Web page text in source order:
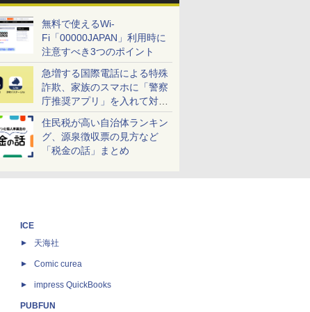
無料で使えるWi-
Fi「00000JAPAN」利用時に
注意すべき3つのポイント
急増する国際電話による特殊
詐欺、家族のスマホに「警察
庁推奨アプリ」を入れて対策
しよう！
住民税が高い自治体ランキン
グ、源泉徴収票の見方など
「税金の話」まとめ
ICE
天海社
Comic curea
impress QuickBooks
PUBFUN